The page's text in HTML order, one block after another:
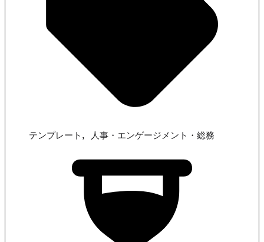
テンプレート , 人事・エンゲージメント・総務